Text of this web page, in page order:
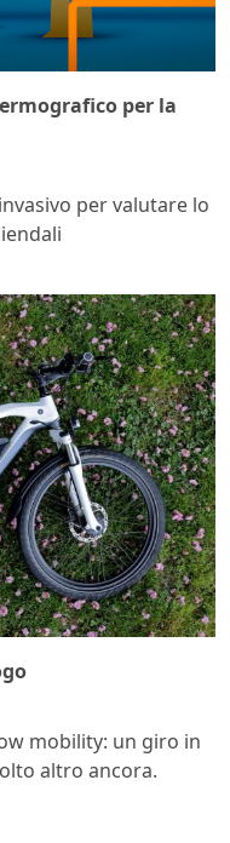
per la
per valutare lo
mobility: un giro in
altro ancora.